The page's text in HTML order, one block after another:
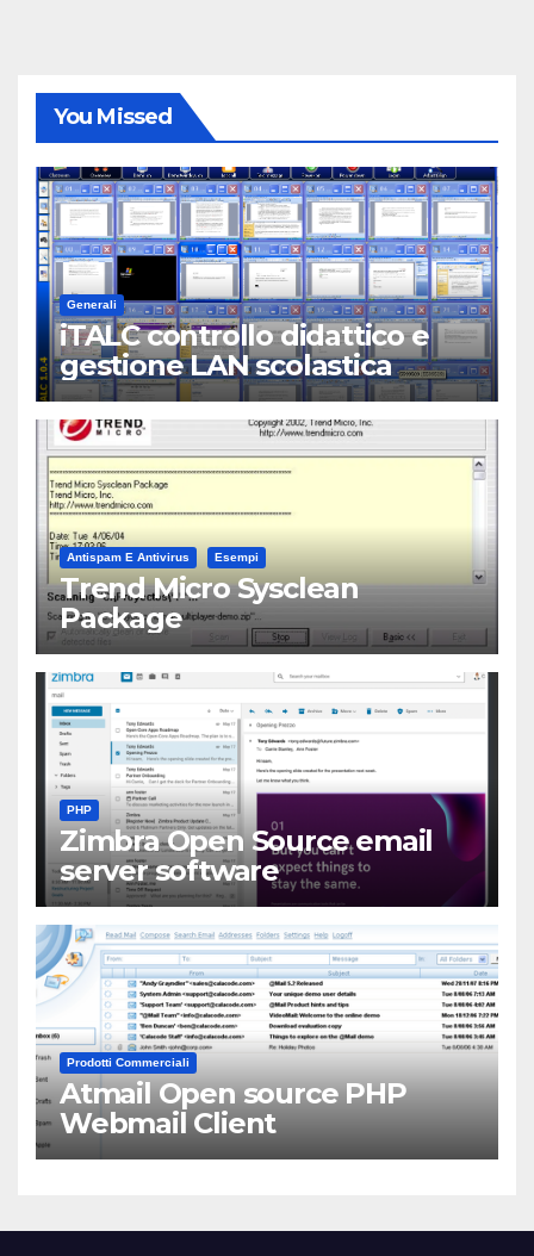
You Missed
Generali
iTALC controllo didattico e
gestione LAN scolastica
Antispam E Antivirus Esempi
Trend Micro Sysclean
Package
PHP
Zimbra Open Source email
server software
Prodotti Commerciali
Atmail Open source PHP
Webmail Client